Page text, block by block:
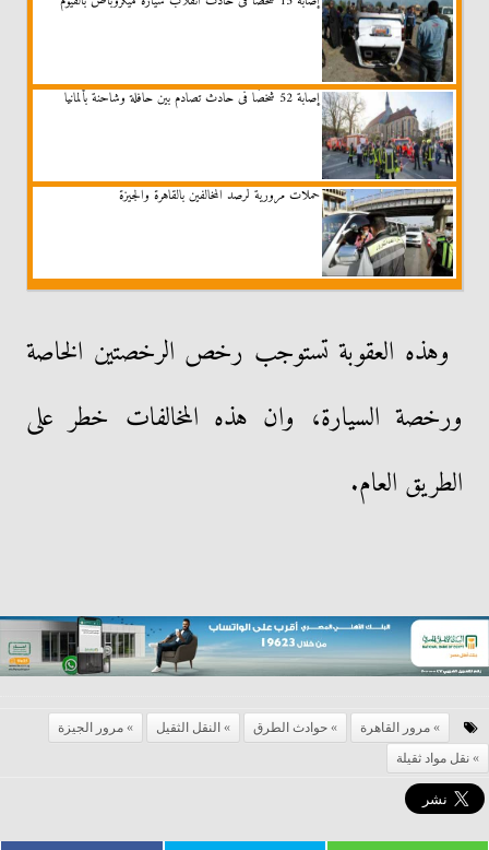
إصابة 52 شخصًا فى حادث تصادم بين حافلة وشاحنة بألمانيا
حملات مرورية لرصد المخالفين بالقاهرة والجيزة
وهذه العقوبة تستوجب رخص الرخصتين الخاصة
ورخصة السيارة، وان هذه المخالفات خطر على
الطريق العام.
مرور القاهرة حوادث الطرق النقل الثقيل
مرور الجيزة
نقل مواد ثقيلة